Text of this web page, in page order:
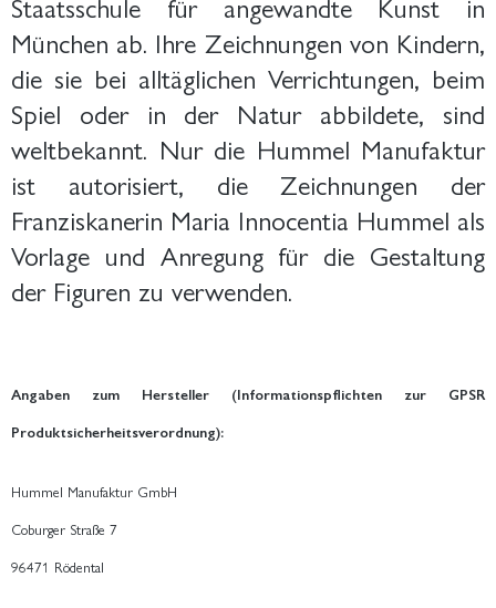
München ab. Ihre Zeichnungen von Kindern,
die sie bei alltäglichen Verrichtungen, beim
Spiel oder in der Natur abbildete, sind
weltbekannt. Nur die Hummel Manufaktur
ist autorisiert, die Zeichnungen der
Franziskanerin Maria Innocentia Hummel als
Vorlage und Anregung für die Gestaltung
der Figuren zu verwenden.
Angaben zum Hersteller (Informationspflichten zur GPSR
Produktsicherheitsverordnung):
Hummel Manufaktur GmbH
Coburger Straße 7
96471 Rödental